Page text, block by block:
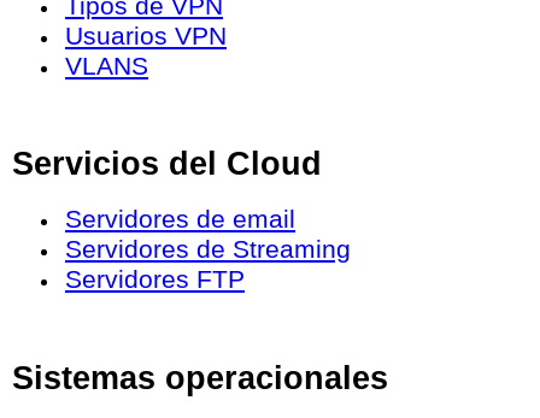
Usuarios VPN
VLANS
Servicios del Cloud
Servidores de email
Servidores de Streaming
Servidores FTP
Sistemas operacionales